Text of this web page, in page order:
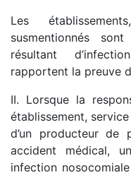
Les
susmentionnés
résultant
rapportent la preuve
II. Lorsque la
établissement,
d’un producteur de
accident médical,
infection